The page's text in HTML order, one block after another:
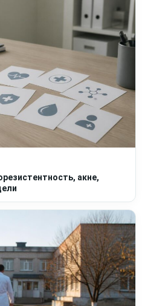
акне,